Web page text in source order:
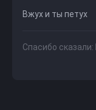
Вжух и ты петух
Спасибо сказали: